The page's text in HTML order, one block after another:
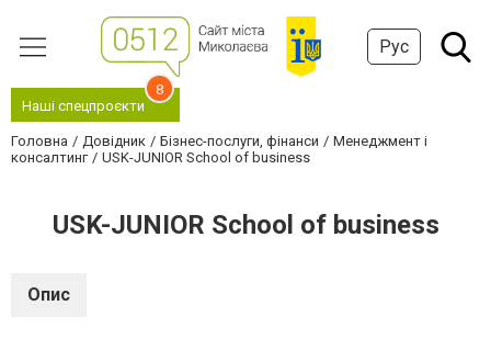
Рус
Наші спецпроєкти
8
Головна Довідник Бізнес-послуги, фінанси
Менеджмент і
консалтинг
USK-JUNIOR School of business
USK-JUNIOR School of business
Опис